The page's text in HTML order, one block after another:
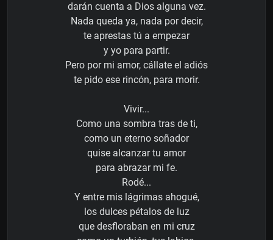
darán cuenta a Dios alguna vez.
Nada queda ya, nada por decir,
te aprestas tú a empezar
y yo para partir.
Pero por mi amor, cállate el adiós
te pido ese rincón, para morir.
Vivir...
Como una sombra tras de ti,
como un eterno soñador
quise alcanzar tu amor
para abrazar mi fe.
Rodé...
Y entre mis lágrimas ahogué,
los dulces pétalos de luz
que desfloraban en mi cruz